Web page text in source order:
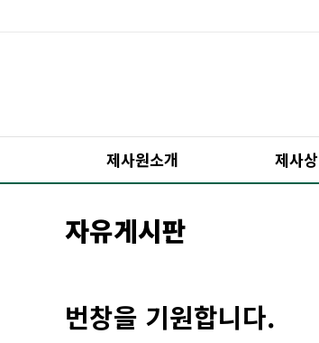
제사원소개 제사상
자유게시판
번창을 기원합니다.